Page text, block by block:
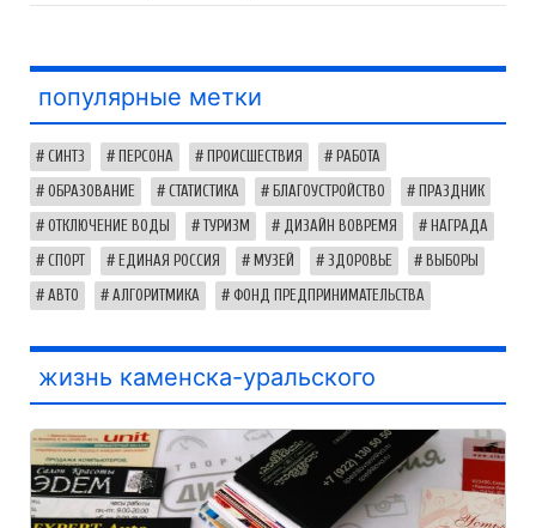
популярные метки
СИНТЗ ПЕРСОНА ПРОИСШЕСТВИЯ РАБОТА
ОБРАЗОВАНИЕ СТАТИСТИКА БЛАГОУСТРОЙСТВО ПРАЗДНИК
ОТКЛЮЧЕНИЕ ВОДЫ ТУРИЗМ ДИЗАЙН ВОВРЕМЯ НАГРАДА
СПОРТ ЕДИНАЯ РОССИЯ МУЗЕЙ ЗДОРОВЬЕ ВЫБОРЫ
АВТО АЛГОРИТМИКА ФОНД ПРЕДПРИНИМАТЕЛЬСТВА
жизнь каменска-уральского